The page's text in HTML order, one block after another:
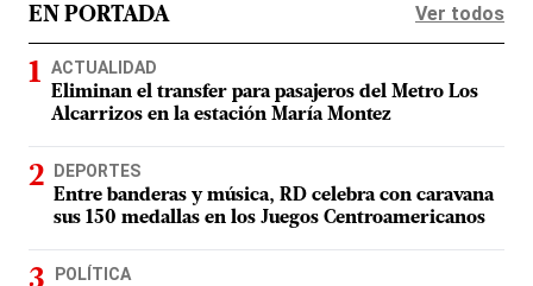
EN PORTADA Ver todos
ACTUALIDAD
Eliminan el transfer para pasajeros del Metro Los
Alcarrizos en la estación María Montez
DEPORTES
Entre banderas y música, RD celebra con caravana
sus 150 medallas en los Juegos Centroamericanos
POLÍTICA